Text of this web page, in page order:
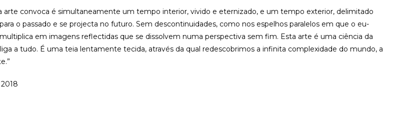
arte convoca é simultaneamente um tempo interior, vivido e eternizado, e um tempo exterior, delimitado
o passado e se projecta no futuro. Sem descontinuidades, como nos espelhos paralelos em que o eu-
em imagens reflectidas que se dissolvem numa perspectiva sem fim. Esta arte é uma ciência da
a tudo. É uma teia lentamente tecida, através da qual redescobrimos a infinita complexidade do mundo, a